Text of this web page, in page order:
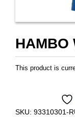
HAMBO
This product is
SKU: 93310301-